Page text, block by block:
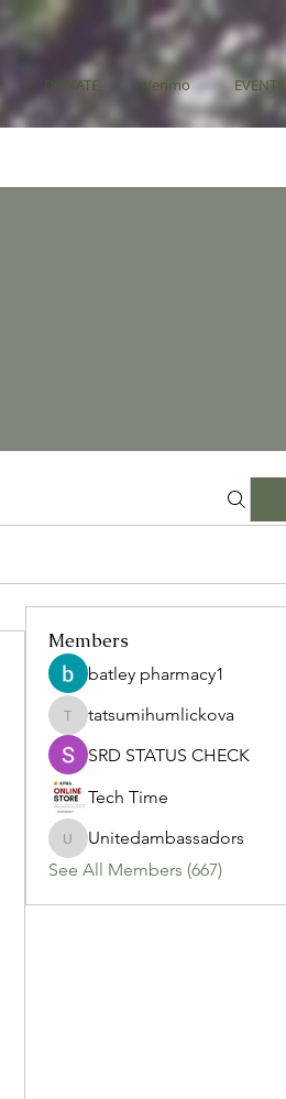
DONATE Venmo EVENTS
Members
batley pharmacy1
tatsumihumlickova
tatsumihumlickova
SRD STATUS CHECK
Tech Time
Unitedambassadors
Unitedambassadors
See All Members (667)